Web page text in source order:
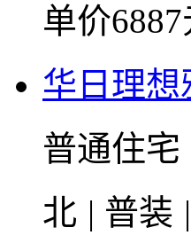
单价
华日理想
普通住宅
北 | 普装 |